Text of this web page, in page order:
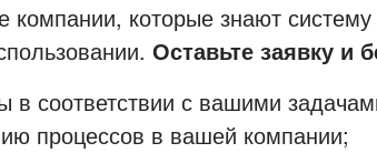
которые знают систему
Оставьте заявку и
в соответствии с вашими
процессов в вашей компании;